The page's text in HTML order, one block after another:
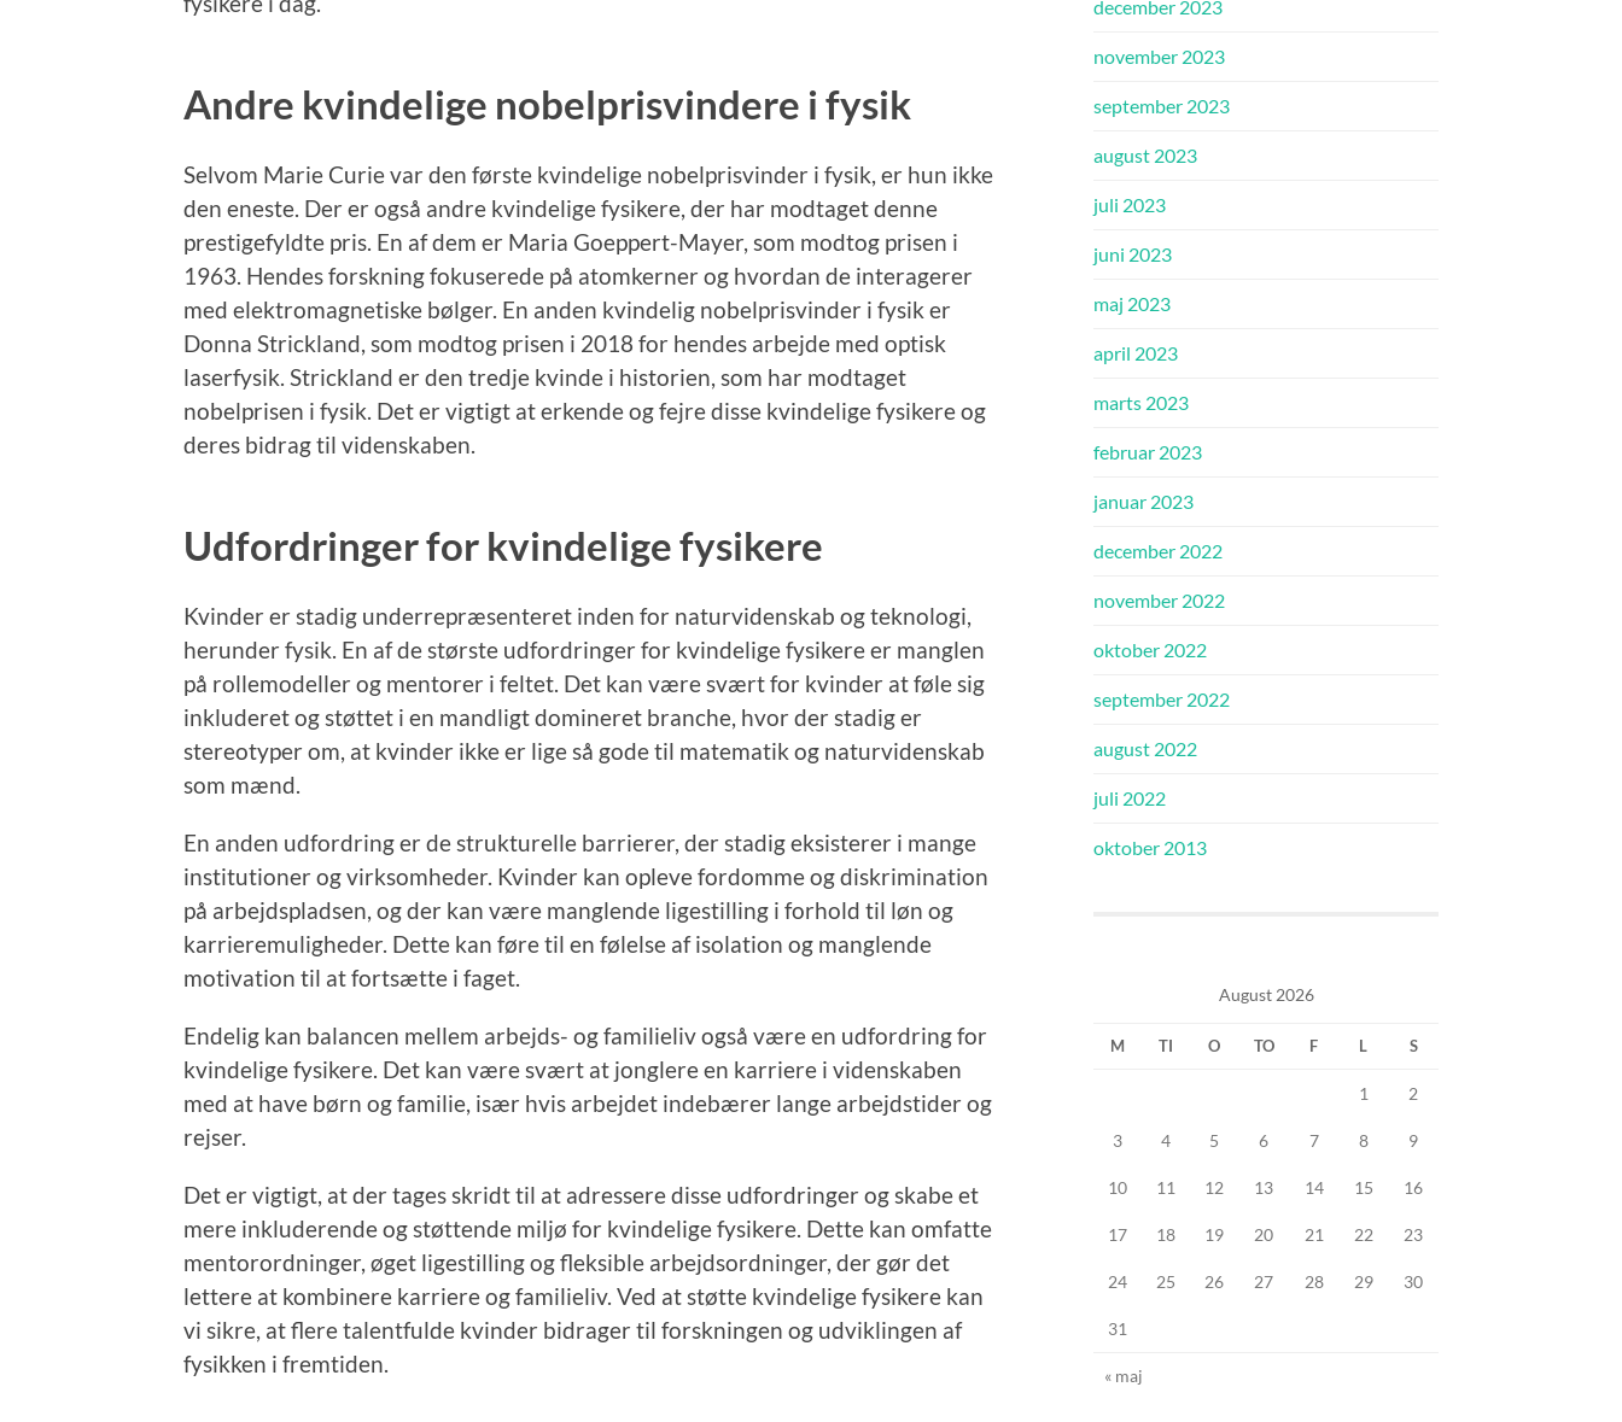
Andre kvindelige nobelprisvindere i fysik
Selvom Marie Curie var den første kvindelige nobelprisvinder i fysik, er hun ikke
den eneste. Der er også andre kvindelige fysikere, der har modtaget denne
prestigefyldte pris. En af dem er Maria Goeppert-Mayer, som modtog prisen i
1963. Hendes forskning fokuserede på atomkerner og hvordan de interagerer
med elektromagnetiske bølger. En anden kvindelig nobelprisvinder i fysik er
Donna Strickland, som modtog prisen i 2018 for hendes arbejde med optisk
laserfysik. Strickland er den tredje kvinde i historien, som har modtaget
nobelprisen i fysik. Det er vigtigt at erkende og fejre disse kvindelige fysikere og
deres bidrag til videnskaben.
Udfordringer for kvindelige fysikere
Kvinder er stadig underrepræsenteret inden for naturvidenskab og teknologi,
herunder fysik. En af de største udfordringer for kvindelige fysikere er manglen
på rollemodeller og mentorer i feltet. Det kan være svært for kvinder at føle sig
inkluderet og støttet i en mandligt domineret branche, hvor der stadig er
stereotyper om, at kvinder ikke er lige så gode til matematik og naturvidenskab
som mænd.
En anden udfordring er de strukturelle barrierer, der stadig eksisterer i mange
institutioner og virksomheder. Kvinder kan opleve fordomme og diskrimination
på arbejdspladsen, og der kan være manglende ligestilling i forhold til løn og
karrieremuligheder. Dette kan føre til en følelse af isolation og manglende
motivation til at fortsætte i faget.
Endelig kan balancen mellem arbejds- og familieliv også være en udfordring for
kvindelige fysikere. Det kan være svært at jonglere en karriere i videnskaben
med at have børn og familie, især hvis arbejdet indebærer lange arbejdstider og
rejser.
Det er vigtigt, at der tages skridt til at adressere disse udfordringer og skabe et
mere inkluderende og støttende miljø for kvindelige fysikere. Dette kan omfatte
mentorordninger, øget ligestilling og fleksible arbejdsordninger, der gør det
lettere at kombinere karriere og familieliv. Ved at støtte kvindelige fysikere kan
vi sikre, at flere talentfulde kvinder bidrager til forskningen og udviklingen af ​​
fysikken i fremtiden.
december 2023
november 2023
september 2023
august 2023
juli 2023
juni 2023
maj 2023
april 2023
marts 2023
februar 2023
januar 2023
december 2022
november 2022
oktober 2022
september 2022
august 2022
juli 2022
oktober 2013
August 2026
M TI O TO F L S
1 2
3 4 5 6 7 8 9
10 11 12 13 14 15 16
17 18 19 20 21 22 23
24 25 26 27 28 29 30
31
« maj